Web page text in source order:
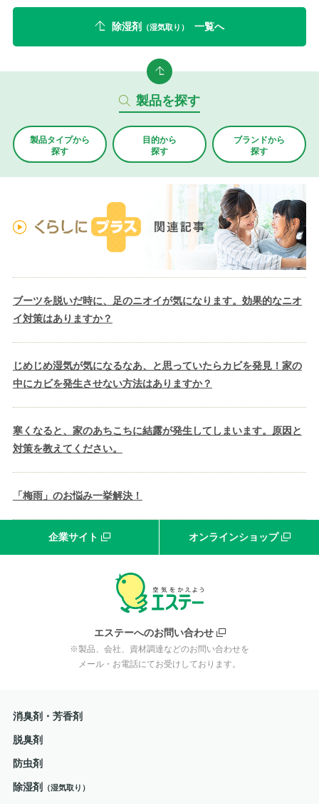
除湿剤 （湿気取り） 一覧へ
製品を探す
製品タイプから
探す
目的から
探す
ブランドから
探す
ブーツを脱いだ時に、足のニオイが気になります。効果的なニオ
イ対策はありますか？
じめじめ湿気が気になるなあ、と思っていたらカビを発見！家の
中にカビを発生させない方法はありますか？
寒くなると、家のあちこちに結露が発生してしまいます。原因と
対策を教えてください。
「梅雨」のお悩み一挙解決！
企業サイト オンラインショップ
エステーへのお問い合わせ
※製品、会社、資材調達などのお問い合わせを
メール・お電話にてお受けしております。
消臭剤・芳香剤
脱臭剤
防虫剤
除湿剤 （湿気取り）